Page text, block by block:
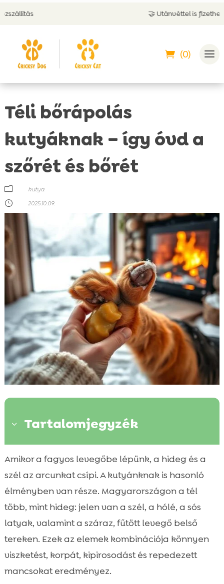
🤝 Utánvéttel is fizethetsz
(0)
Téli bőrápolás
kutyáknak – így óvd a
szőrét és bőrét
m
kutya
}
2025.10.09.
3 Tartalomjegyzék
 Miért különleges kihívás a hideg idő a
kutyák bőrének és szőrzetének?
 Téli bőrápolás rutin: alapelvek és napi
Téli fürdetés: milyen gyakran és mivel?
Mancs-, orr- és fülápolás hidegben
Táplálkozás a fényes bunda és egészséges
bőr szolgálatában
Amikor a fagyos levegőbe lépünk, a hideg és a
szél az arcunkat csípi. A kutyánknak is hasonló
élményben van része. Magyarországon a tél
több, mint hideg: jelen van a szél, a hólé, a sós
latyak, valamint a száraz, fűtött levegő belső
tereken. Ezek az elemek kombinációja könnyen
viszketést, korpát, kipirosodást és repedezett
mancsokat eredményez.